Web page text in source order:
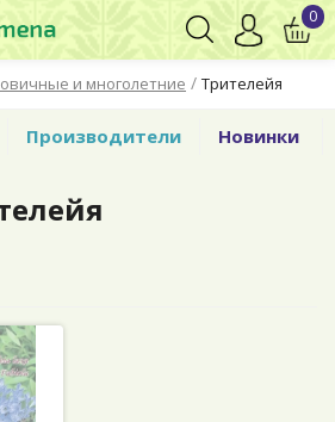
и многолетние / Трителейя
0
Производители Новинки